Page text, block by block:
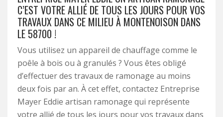
C’EST VOTRE ALLIÉ DE TOUS LES JOURS POUR VOS
TRAVAUX DANS CE MILIEU À MONTENOISON DANS
LE 58700 !
Vous utilisez un appareil de chauffage comme le
poêle à bois ou à granulés ? Vous êtes obligé
d’effectuer des travaux de ramonage au moins
deux fois par an. À cet effet, contactez Entreprise
Mayer Eddie artisan ramonage qui représente
votre allié de tous les jours pour vos travaux dans